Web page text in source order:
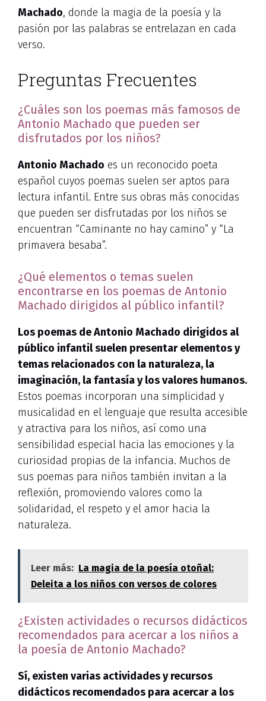
Machado, donde la magia de la poesía y la
pasión por las palabras se entrelazan en cada
verso.
Preguntas Frecuentes
¿Cuáles son los poemas más famosos de
Antonio Machado que pueden ser
disfrutados por los niños?
Antonio Machado es un reconocido poeta
español cuyos poemas suelen ser aptos para
lectura infantil. Entre sus obras más conocidas
que pueden ser disfrutadas por los niños se
encuentran “Caminante no hay camino” y “La
primavera besaba”.
¿Qué elementos o temas suelen
encontrarse en los poemas de Antonio
Machado dirigidos al público infantil?
Los poemas de Antonio Machado dirigidos al
público infantil suelen presentar elementos y
temas relacionados con la naturaleza, la
imaginación, la fantasía y los valores humanos.
Estos poemas incorporan una simplicidad y
musicalidad en el lenguaje que resulta accesible
y atractiva para los niños, así como una
sensibilidad especial hacia las emociones y la
curiosidad propias de la infancia. Muchos de
sus poemas para niños también invitan a la
reflexión, promoviendo valores como la
solidaridad, el respeto y el amor hacia la
naturaleza.
Leer más: La magia de la poesía otoñal:
Deleita a los niños con versos de colores
¿Existen actividades o recursos didácticos
recomendados para acercar a los niños a
la poesía de Antonio Machado?
Sí, existen varias actividades y recursos
didácticos recomendados para acercar a los